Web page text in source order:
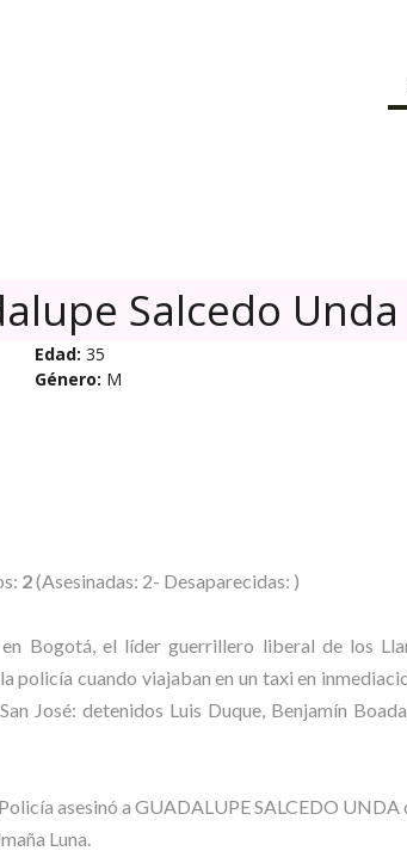
Salcedo Unda
Edad: 35
Género: M
2(Asesinadas: 2- Desaparecidas: )
Bogotá, el líder guerrillero liberal de los
policía cuando viajaban en un taxi en
José: detenidos Luis Duque, Benjamín
asesinó a GUADALUPE SALCEDO
Luna.